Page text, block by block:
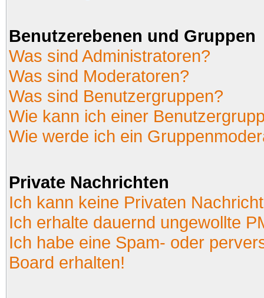
Benutzerebenen und Gruppen
Was sind Administratoren?
Was sind Moderatoren?
Was sind Benutzergruppen?
Wie kann ich einer
Wie werde ich ein
Private Nachrichten
Ich kann keine Privaten
Ich erhalte dauernd ungewollte
Ich habe eine Spam- oder
Board erhalten!